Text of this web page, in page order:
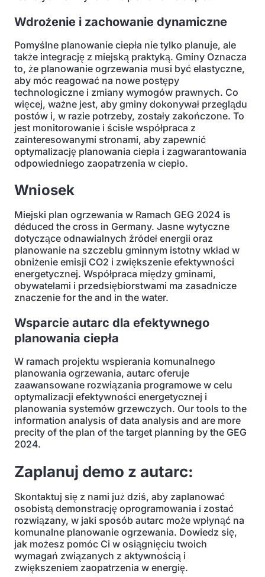
Wdrożenie i zachowanie dynamiczne
Pomyślne planowanie ciepła nie tylko planuje, ale
także integrację z miejską praktyką. Gminy Oznacza
to, że planowanie ogrzewania musi być elastyczne,
aby móc reagować na nowe postępy
technologiczne i zmiany wymogów prawnych. Co
więcej, ważne jest, aby gminy dokonywał przeglądu
postów i, w razie potrzeby, zostały zakończone. To
jest monitorowanie i ścisłe współpraca z
zainteresowanymi stronami, aby zapewnić
optymalizację planowania ciepła i zagwarantowania
odpowiedniego zaopatrzenia w ciepło.
Wniosek
Miejski plan ogrzewania w Ramach GEG 2024 is
déduced the cross in Germany. Jasne wytyczne
dotyczące odnawialnych źródeł energii oraz
planowanie na szczeblu gminnym istotny wkład w
obniżenie emisji CO2 i zwiększenie efektywności
energetycznej. Współpraca między gminami,
obywatelami i przedsiębiorstwami ma zasadnicze
znaczenie for the and in the water.
Wsparcie autarc dla efektywnego
planowania ciepła
W ramach projektu wspierania komunalnego
planowania ogrzewania, autarc oferuje
zaawansowane rozwiązania programowe w celu
optymalizacji efektywności energetycznej i
planowania systemów grzewczych. Our tools to the
information analysis of data analysis and are more
precity of the plan of the target planning by the GEG
2024.
Zaplanuj demo z autarc:
Skontaktuj się z nami już dziś, aby zaplanować
osobistą demonstrację oprogramowania i zostać
rozwiązany, w jaki sposób autarc może wpłynąć na
komunalne planowanie ogrzewania. Dowiedz się,
jak możesz pomóc Ci w osiągnięciu twoich
wymagań związanych z aktywnością i
zwiększeniem zaopatrzenia w energię.